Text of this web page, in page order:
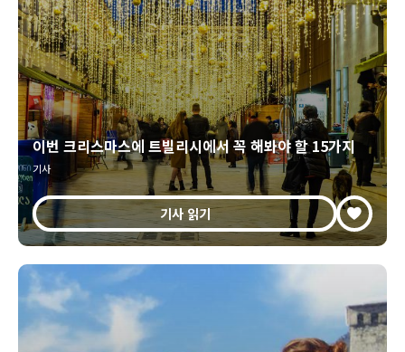
이번 크리스마스에 트빌리시에서 꼭 해봐야 할 15가지
기사
기사 읽기